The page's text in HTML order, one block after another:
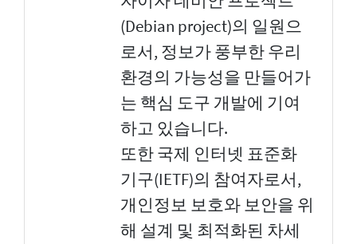
(Debian project)의 일원으
로서, 정보가 풍부한 우리
환경의 가능성을 만들어가
는 핵심 도구 개발에 기여
하고 있습니다.
또한 국제 인터넷 표준화
기구(IETF)의 참여자로서,
개인정보 보호와 보안을 위
해 설계 및 최적화된 차세